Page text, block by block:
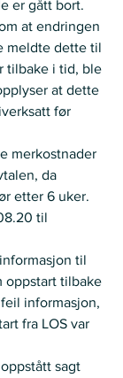
er gått bort.
at endringen
meldte dette til
tilbake i tid, ble
at dette
før
merkostnader
da
etter 6 uker.
til
til
oppstart tilbake
informasjon,
fra LOS var
sagt